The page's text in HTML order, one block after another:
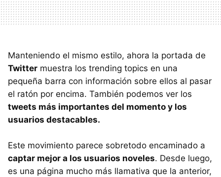
Manteniendo el mismo estilo, ahora la portada de
Twitter muestra los trending topics en una
pequeña barra con información sobre ellos al pasar
el ratón por encima. También podemos ver los
tweets más importantes del momento y los
usuarios destacables.
Este movimiento parece sobretodo encaminado a
captar mejor a los usuarios noveles. Desde luego,
es una página mucho más llamativa que la anterior,